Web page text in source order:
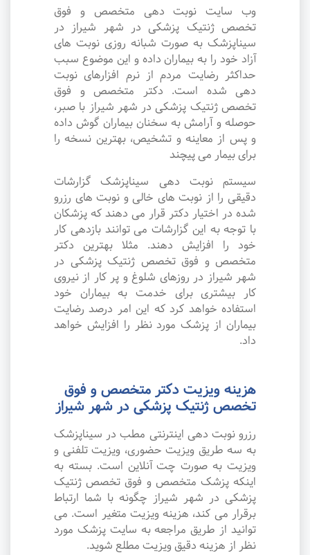
وب سایت نوبت دهی متخصص و فوق
تخصص ژنتیک پزشکی در شهر شیراز در
سیناپزشک به صورت شبانه روزی نوبت های
آزاد خود را به بیماران داده و این موضوع سبب
حداکثر رضایت مردم از نرم افزارهای نوبت
دهی شده است. دکتر متخصص و فوق
تخصص ژنتیک پزشکی در شهر شیراز با صبر،
حوصله و آرامش به سخنان بیماران گوش داده
و پس از معاینه و تشخیص، بهترین نسخه را
برای بیمار می پیچند
سیستم نوبت دهی سیناپزشک گزارشات
دقیقی را از نوبت های خالی و نوبت های رزرو
شده در اختیار دکتر قرار می دهند که پزشکان
با توجه به این گزارشات می توانند بازدهی کار
خود را افزایش دهند. مثلا بهترین دکتر
متخصص و فوق تخصص ژنتیک پزشکی در
شهر شیراز در روزهای شلوغ و پر کار از نیروی
کار بیشتری برای خدمت به بیماران خود
استفاده خواهد کرد که این امر درصد رضایت
بیماران از پزشک مورد نظر را افزایش خواهد
داد.
هزینه ویزیت دکتر متخصص و فوق
تخصص ژنتیک پزشکی در شهر شیراز
رزرو نوبت دهی اینترنتی مطب در سیناپزشک
به سه طریق ویزیت حضوری، ویزیت تلفنی و
ویزیت به صورت چت آنلاین است. بسته به
اینکه پزشک متخصص و فوق تخصص ژنتیک
پزشکی در شهر شیراز چگونه با شما ارتباط
برقرار می کند، هزینه ویزیت متغیر است. می
توانید از طریق مراجعه به سایت پزشک مورد
نظر از هزینه دقیق ویزیت مطلع شوید.